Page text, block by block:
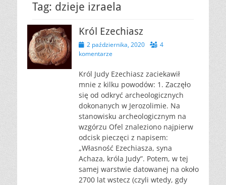
Tag: dzieje izraela
Król Ezechiasz
Opublikowano
2 października, 2020
4
komentarze
Król Judy Ezechiasz zaciekawił
mnie z kilku powodów: 1. Zaczęło
się od odkryć archeologicznych
dokonanych w Jerozolimie. Na
stanowisku archeologicznym na
wzgórzu Ofel znaleziono najpierw
odcisk pieczęci z napisem:
„Własność Ezechiasza, syna
Achaza, króla Judy”. Potem, w tej
samej warstwie datowanej na około
2700 lat wstecz (czyli wtedy, gdy